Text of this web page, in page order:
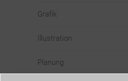
Grafik
Illustration
Planung